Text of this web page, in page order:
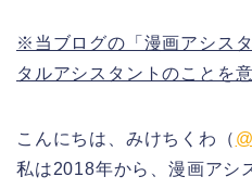
※当ブログの「漫画アシス
タルアシスタントのことを
こんにちは、みけちくわ（
私は2018年から、漫画アシ